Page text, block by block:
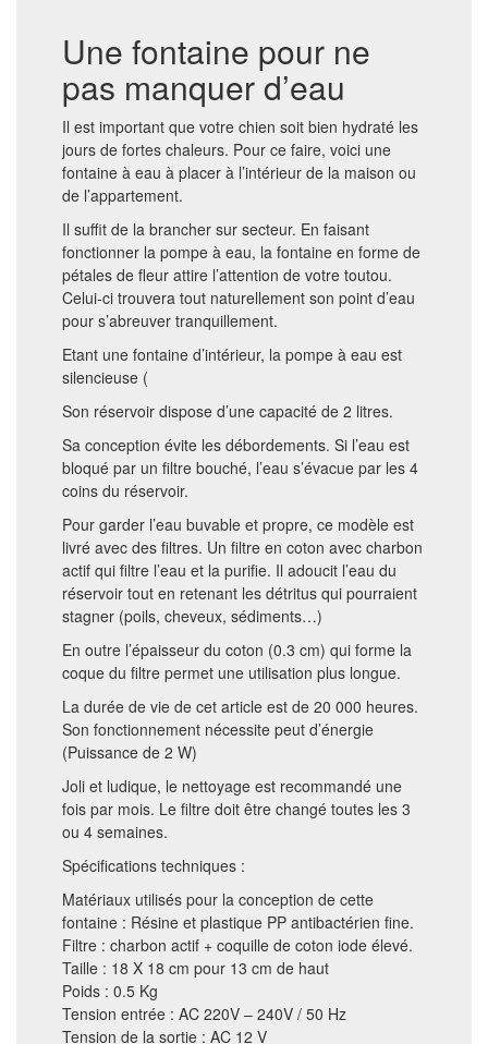
Une fontaine pour ne
pas manquer d’eau
Il est important que votre chien soit bien hydraté les
jours de fortes chaleurs. Pour ce faire, voici une
fontaine à eau à placer à l’intérieur de la maison ou
de l’appartement.
Il suffit de la brancher sur secteur. En faisant
fonctionner la pompe à eau, la fontaine en forme de
pétales de fleur attire l’attention de votre toutou.
Celui-ci trouvera tout naturellement son point d’eau
pour s’abreuver tranquillement.
Etant une fontaine d’intérieur, la pompe à eau est
silencieuse (
Son réservoir dispose d’une capacité de 2 litres.
Sa conception évite les débordements. Si l’eau est
bloqué par un filtre bouché, l’eau s’évacue par les 4
coins du réservoir.
Pour garder l’eau buvable et propre, ce modèle est
livré avec des filtres. Un filtre en coton avec charbon
actif qui filtre l’eau et la purifie. Il adoucit l’eau du
réservoir tout en retenant les détritus qui pourraient
stagner (poils, cheveux, sédiments…)
En outre l’épaisseur du coton (0.3 cm) qui forme la
coque du filtre permet une utilisation plus longue.
La durée de vie de cet article est de 20 000 heures.
Son fonctionnement nécessite peut d’énergie
(Puissance de 2 W)
Joli et ludique, le nettoyage est recommandé une
fois par mois. Le filtre doit être changé toutes les 3
ou 4 semaines.
Spécifications techniques :
Matériaux utilisés pour la conception de cette
fontaine : Résine et plastique PP antibactérien fine.
Filtre : charbon actif + coquille de coton iode élevé.
Taille : 18 X 18 cm pour 13 cm de haut
Poids : 0.5 Kg
Tension entrée : AC 220V – 240V / 50 Hz
Tension de la sortie : AC 12 V